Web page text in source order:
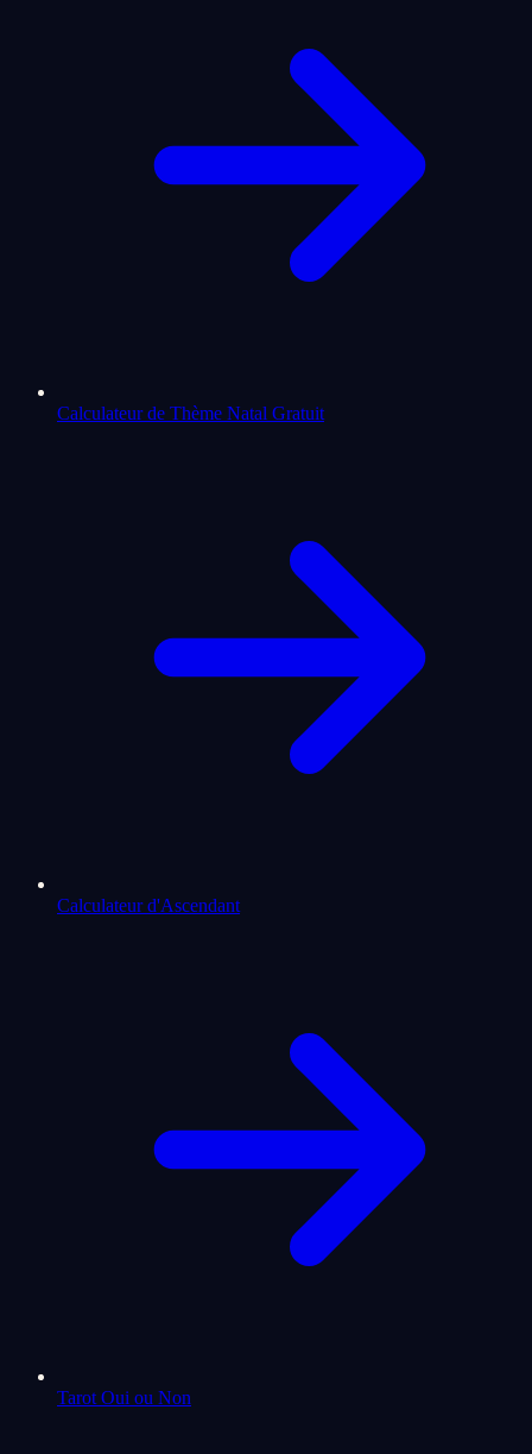
Calculateur de Thème Natal Gratuit
Calculateur d'Ascendant
Tarot Oui ou Non